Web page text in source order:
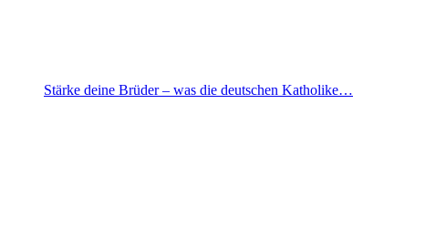
Stärke deine Brüder – was die deutschen Katholike…